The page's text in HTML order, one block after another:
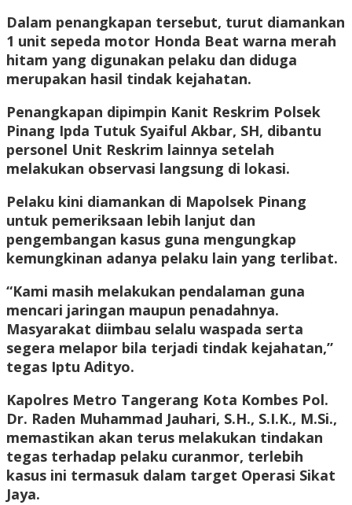
Dalam penangkapan tersebut, turut diamankan
1 unit sepeda motor Honda Beat warna merah
hitam yang digunakan pelaku dan diduga
merupakan hasil tindak kejahatan.
Penangkapan dipimpin Kanit Reskrim Polsek
Pinang Ipda Tutuk Syaiful Akbar, SH, dibantu
personel Unit Reskrim lainnya setelah
melakukan observasi langsung di lokasi.
Pelaku kini diamankan di Mapolsek Pinang
untuk pemeriksaan lebih lanjut dan
pengembangan kasus guna mengungkap
kemungkinan adanya pelaku lain yang terlibat.
“Kami masih melakukan pendalaman guna
mencari jaringan maupun penadahnya.
Masyarakat diimbau selalu waspada serta
segera melapor bila terjadi tindak kejahatan,”
tegas Iptu Adityo.
Kapolres Metro Tangerang Kota Kombes Pol.
Dr. Raden Muhammad Jauhari, S.H., S.I.K., M.Si.,
memastikan akan terus melakukan tindakan
tegas terhadap pelaku curanmor, terlebih
kasus ini termasuk dalam target Operasi Sikat
Jaya.